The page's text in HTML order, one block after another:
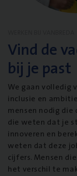
Vind de
bij je past
We gaan volledig
inclusie en
mensen nodig
die weten dat je
innoveren en
weten dat deze
cijfers. Mensen
het verschil te